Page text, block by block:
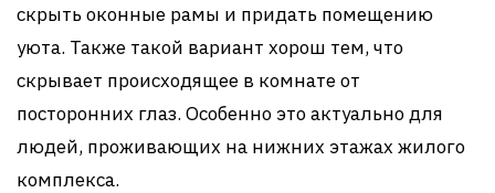
скрыть оконные рамы и придать помещению
уюта. Также такой вариант хорош тем, что
скрывает происходящее в комнате от
посторонних глаз. Особенно это актуально для
людей, проживающих на нижних этажах жилого
комплекса.